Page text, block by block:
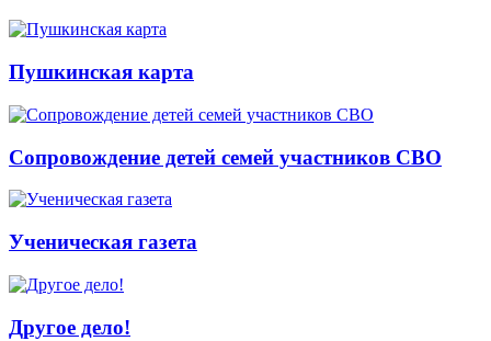
Пушкинская карта
Сопровождение детей семей участников СВО
Ученическая газета
Другое дело!